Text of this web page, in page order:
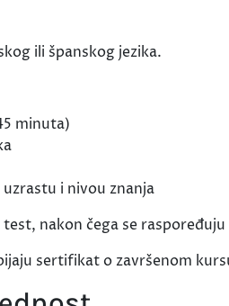
ili španskog jezika.
minuta)
i nivou znanja
nakon čega se
sertifikat o završenom